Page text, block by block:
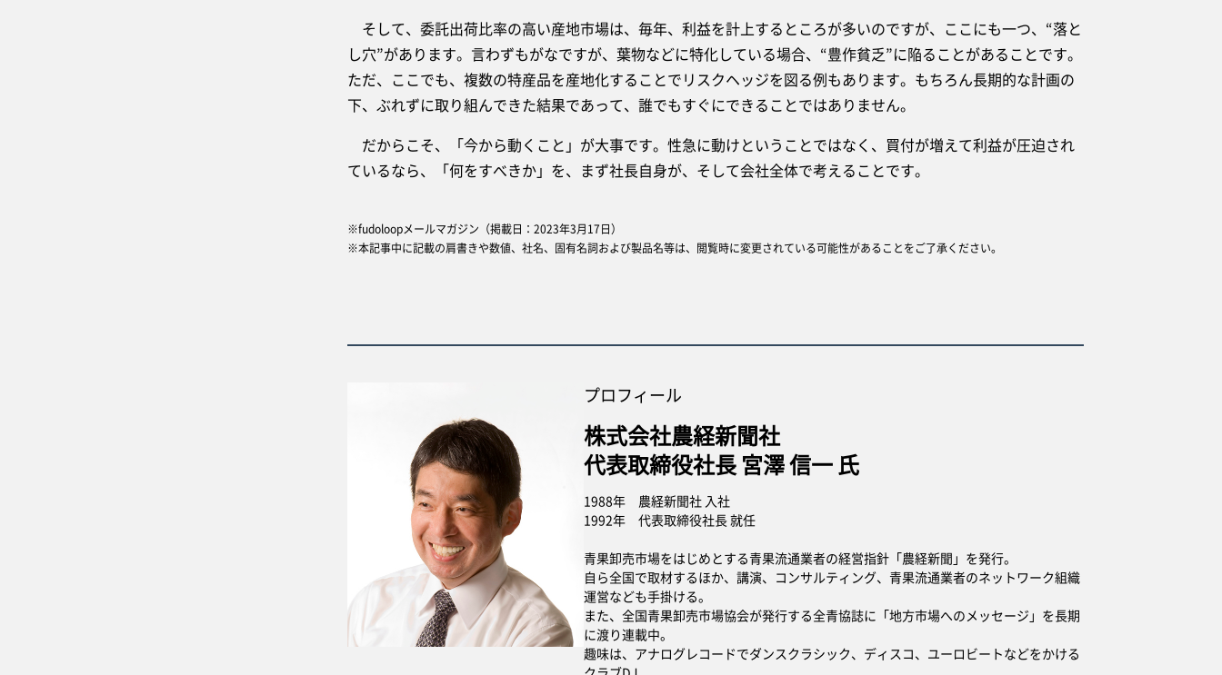
そして、委託出荷比率の高い産地市場は、毎年、利益を計上するところが多いのですが、ここにも一つ、“落と
し穴”があります。言わずもがなですが、葉物などに特化している場合、“豊作貧乏”に陥ることがあることです。
ただ、ここでも、複数の特産品を産地化することでリスクヘッジを図る例もあります。もちろん長期的な計画の
下、ぶれずに取り組んできた結果であって、誰でもすぐにできることではありません。
だからこそ、「今から動くこと」が大事です。性急に動けということではなく、買付が増えて利益が圧迫され
ているなら、「何をすべきか」を、まず社長自身が、そして会社全体で考えることです。
※fudoloopメールマガジン（掲載日：2023年3月17日）
※本記事中に記載の肩書きや数値、社名、固有名詞および製品名等は、閲覧時に変更されている可能性があることをご了承ください。
プロフィール
株式会社農経新聞社
代表取締役社長 宮澤 信一 氏
1988年 農経新聞社 入社
1992年 代表取締役社長 就任
青果卸売市場をはじめとする青果流通業者の経営指針「農経新聞」を発行。
自ら全国で取材するほか、講演、コンサルティング、青果流通業者のネットワーク組織
運営なども手掛ける。
また、全国青果卸売市場協会が発行する全青協誌に「地方市場へのメッセージ」を長期
に渡り連載中。
趣味は、アナログレコードでダンスクラシック、ディスコ、ユーロビートなどをかける